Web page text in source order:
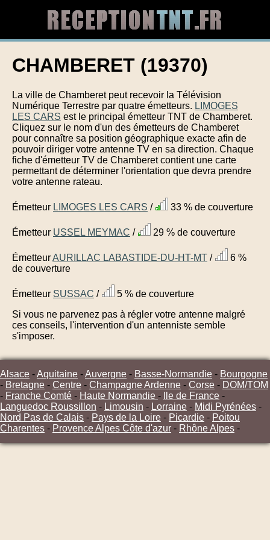
CHAMBERET (19370)
La ville de Chamberet peut recevoir la Télévision
Numérique Terrestre par quatre émetteurs. LIMOGES
LES CARS est le principal émetteur TNT de Chamberet.
Cliquez sur le nom d'un des émetteurs de Chamberet
pour connaître sa position géographique exacte afin de
pouvoir diriger votre antenne TV en sa direction. Chaque
fiche d'émetteur TV de Chamberet contient une carte
permettant de déterminer l'orientation que devra prendre
votre antenne rateau.
Émetteur LIMOGES LES CARS / 33 % de couverture
Émetteur USSEL MEYMAC / 29 % de couverture
ÉmetteurAURILLAC LABASTIDE-DU-HT-MT /
6 %
de couverture
Émetteur SUSSAC /
5 % de couverture
Si vous ne parvenez pas à régler votre antenne malgré
ces conseils, l'intervention d'un antenniste semble
s'imposer.
Alsace -Aquitaine -Auvergne - Basse-Normandie - Bourgogne
- Bretagne - Centre - Champagne Ardenne - Corse - DOM/TOM
- Franche Comté - Haute Normandie - Ile de France -
Languedoc Roussillon - Limousin - Lorraine - Midi Pyrénées -
Nord Pas de Calais - Pays de la Loire - Picardie - Poitou
Charentes - Provence Alpes Côte d'azur - Rhône Alpes -